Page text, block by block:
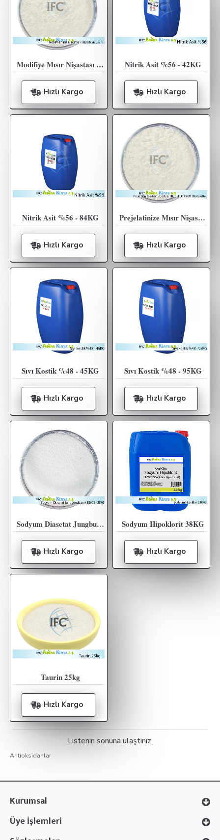
Antioksidanlar
Modifiye Mısır Nişastası ( RESİSTAMYL 367 ) 25kg
Hızlı Kargo
Nitrik Asit %56 - 42KG
Hızlı Kargo
Nitrik Asit %56 - 84KG
Hızlı Kargo
Prejelatinize Mısır Nişastası PREGEFLO CH20 ( Roquette ) - 25KG
Hızlı Kargo
Sıvı Kostik %48 - 45KG
Hızlı Kargo
Sıvı Kostik %48 - 95KG
Hızlı Kargo
Sodyum Diasetat Jungbunzlauer ( E262 ) 25KG
Hızlı Kargo
Sodyum Hipoklorit 38KG
Hızlı Kargo
Taurin 25kg
Hızlı Kargo
Listenin sonuna ulaştınız.
Kurumsal
Üye İşlemleri